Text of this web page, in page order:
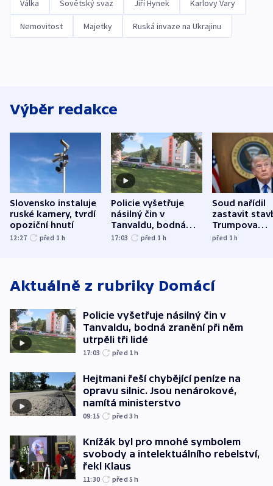
Válka Sovětský svaz Jiří Hynek Karlovy Vary
Nemovitost Majetky Ruská invaze na Ukrajinu
Výběr redakce
Slovensko instaluje
ruské kamery, tvrdí
opoziční hnutí
12:27 před 1 h
Policie vyšetřuje
násilný čin v
Tanvaldu, bodná
zranění při něm
17:03 před 1 h
Soud nařídil
zastavit
Trumpova
tanečního
před 1h
Aktuálně z rubriky Domácí
Policie vyšetřuje násilný čin v
Tanvaldu, bodná zranění při něm
utrpěli tři lidé
17:03 před 1h
Hejtmani řeší chybějící peníze na
opravu silnic. Jsou nenárokové,
namítá ministerstvo
09:15 před 3h
Knížák byl pro mnohé symbolem
svobody a intelektuálního rebelství,
řekl Klaus
11:30 před 5h